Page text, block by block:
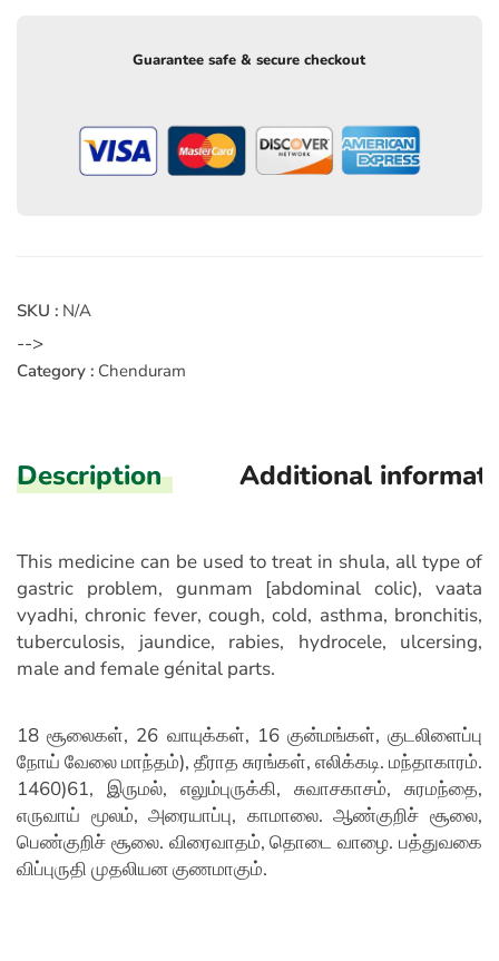
Guarantee safe & secure checkout
SKU : N/A
-->
Category : Chenduram
Description Additional
This medicine can be used to treat in shula, all type of
gastric problem, gunmam [abdominal colic), vaata
vyadhi, chronic fever, cough, cold, asthma, bronchitis,
tuberculosis, jaundice, rabies, hydrocele, ulcersing,
male and female génital parts.
18 சூலைகள், 26 வாயுக்கள், 16 குன்மங்கள், குடலிளைப்பு
நோய் வேலை மாந்தம்), தீராத சுரங்கள், எலிக்கடி. மந்தாகாரம்.
1460)61, இருமல், எலும்புருக்கி, சுவாசகாசம், சுரமந்தை,
எருவாய் மூலம், அரையாப்பு, காமாலை. ஆண்குறிச் சூலை,
பெண்குறிச் சூலை. விரைவாதம், தொடை வாழை. பத்துவகை
விப்புருதி முதலியன குணமாகும்.